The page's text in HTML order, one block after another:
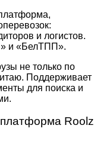
и логистов.
и «БелТПП».
не только по
Поддерживает
для поиска и
Roolz